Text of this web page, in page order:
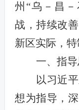
州“乌－昌
战，持续改
新区实际，特
一、指
以习近
想为指导，